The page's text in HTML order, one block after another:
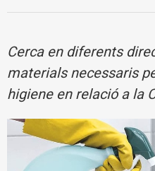
Cerca en diferents
materials necessaris
higiene en relació a la